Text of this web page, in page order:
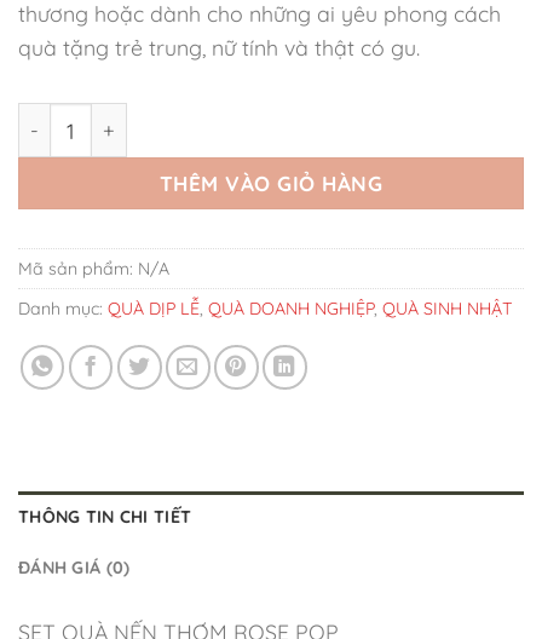
thương hoặc dành cho những ai yêu phong cách
quà tặng trẻ trung, nữ tính và thật có gu.
THÊM VÀO GIỎ HÀNG
Mã sản phẩm: N/A
Danh mục: QUÀ DỊP LỄ, QUÀ DOANH NGHIỆP, QUÀ SINH NHẬT
THÔNG TIN CHI TIẾT
ĐÁNH GIÁ (0)
SET QUÀ NẾN THƠM ROSE POP